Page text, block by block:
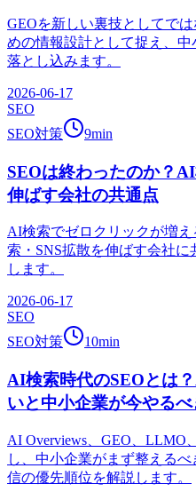
GEOを新しい裏技としてで
めの情報設計として捉え、
落とし込みます。
2026-06-17
SEO
SEO対策
9min
SEOは終わったのか？
伸ばす会社の共通点
AI検索でゼロクリックが増
索・SNS拡散を伸ばす会社
します。
2026-06-17
SEO
SEO対策
10min
AI検索時代のSEOとは
いと中小企業が今やる
AI Overviews、GEO、LLMO
し、中小企業がまず整える
信の優先順位を解説します。